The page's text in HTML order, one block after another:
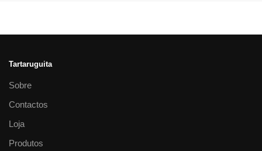
Tartaruguita
Sobre
Contactos
Loja
Produtos